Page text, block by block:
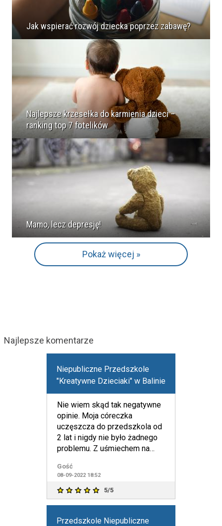
Jak wspierać rozwój dziecka poprzez zabawę?
Najlepsze krzesełka do karmienia dzieci –
ranking top 7 fotelików
Mamo, lecz depresję!
Pokaż więcej »
Najlepsze komentarze
Niepubliczne Przedszkole
"Kreatywne Dzieciaki" w Balinie
Nie wiem skąd tak negatywne
opinie. Moja córeczka
uczęszcza do przedszkola od
2 lat i nigdy nie było żadnego
problemu. Z uśmiechem na
Gość
08-09-2022 18:52
5/5
Przedszkole Niepubliczne